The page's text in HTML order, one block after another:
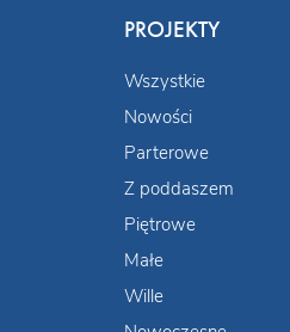
PROJEKTY
Wszystkie
Nowości
Parterowe
Z poddaszem
Piętrowe
Małe
Wille